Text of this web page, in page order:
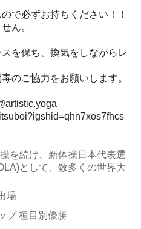
で必ずお持ちください！！
ん。
を保ち、換気をしながらレ
のご協力をお願いします。
を続け、新体操日本代表選
として、数多くの世界大
場
プ 種目別優勝